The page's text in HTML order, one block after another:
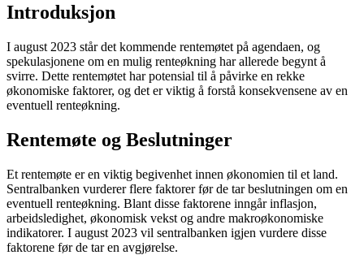
Introduksjon
I august 2023 står det kommende rentemøtet på agendaen, og
spekulasjonene om en mulig renteøkning har allerede begynt å
svirre. Dette rentemøtet har potensial til å påvirke en rekke
økonomiske faktorer, og det er viktig å forstå konsekvensene av en
eventuell renteøkning.
Rentemøte og Beslutninger
Et rentemøte er en viktig begivenhet innen økonomien til et land.
Sentralbanken vurderer flere faktorer før de tar beslutningen om en
eventuell renteøkning. Blant disse faktorene inngår inflasjon,
arbeidsledighet, økonomisk vekst og andre makroøkonomiske
indikatorer. I august 2023 vil sentralbanken igjen vurdere disse
faktorene før de tar en avgjørelse.